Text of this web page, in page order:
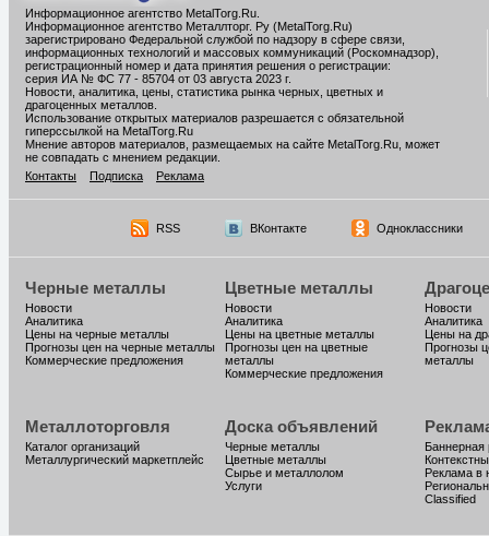
Информационное агентство MetalTorg.Ru
Информационное агентство Металлторг. Ру (MetalTorg.Ru)
зарегистрировано Федеральной службой по надзору в сфере связи,
информационных технологий и массовых коммуникаций (Роскомнадзор),
регистрационный номер и дата принятия решения о регистрации:
серия ИА № ФС 77 - 85704 от 03 августа 2023 г.
Новости, аналитика, цены, статистика рынка черных, цветных и
драгоценных металлов.
Использование открытых материалов разрешается с обязательной
гиперссылкой на MetalTorg.Ru
Мнение авторов материалов, размещаемых на сайте MetalTorg.Ru, может
не совпадать с мнением редакции.
Контакты
Подписка Реклама
RSS ВКонтакте Одноклассники
Черные металлы
Новости
Аналитика
Цены на черные металлы
Прогнозы цен на черные металлы
Коммерческие предложения
Цветные металлы
Новости
Аналитика
Цены на цветные металлы
Прогнозы цен на цветные
металлы
Коммерческие предложения
Новости
Аналитика
Цены на
Прогнозы
металлы
Металлоторговля
Каталог организаций
Металлургический маркетплейс
Доска объявлений
Черные металлы
Цветные металлы
Сырье и металлолом
Услуги
Баннерная
Реклама в
Classified